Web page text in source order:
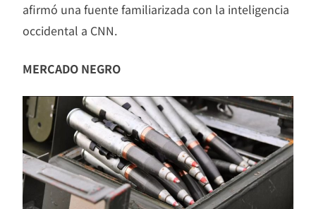
afirmó una fuente familiarizada con la inteligencia
occidental a CNN.
MERCADO NEGRO